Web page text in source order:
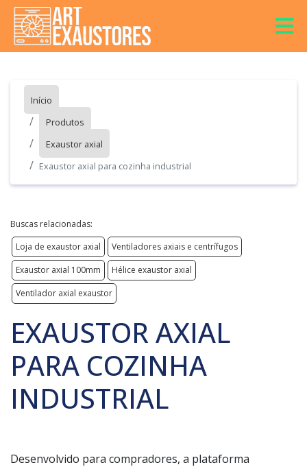
Início
Produtos
Exaustor axial
Exaustor axial para cozinha industrial
Buscas relacionadas:
Loja de exaustor axial
Ventiladores axiais e centrífugos
Exaustor axial 100mm
Hélice exaustor axial
Ventilador axial exaustor
EXAUSTOR AXIAL
PARA COZINHA
INDUSTRIAL
Desenvolvido para compradores, a plataforma